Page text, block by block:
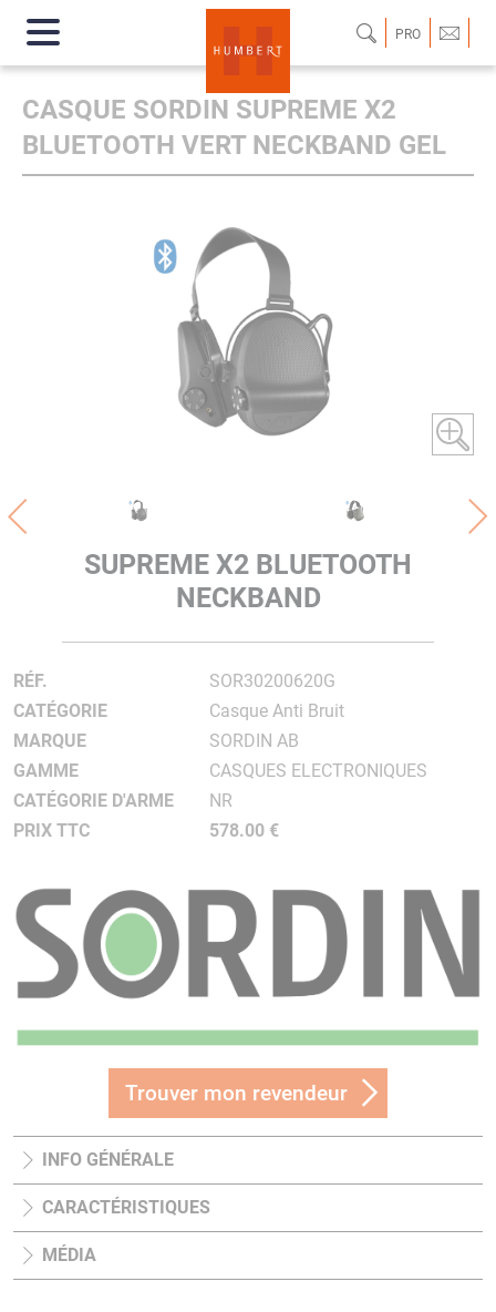
PRO
CASQUE SORDIN SUPREME X2
BLUETOOTH VERT NECKBAND GEL
SUPREME X2 BLUETOOTH
NECKBAND
RÉF.
SOR30200620G
CATÉGORIE
Casque Anti Bruit
MARQUE
SORDIN AB
GAMME
CASQUES ELECTRONIQUES
CATÉGORIE D'ARME
NR
PRIX TTC
578.00 €
Trouver mon revendeur
INFO GÉNÉRALE
CARACTÉRISTIQUES
MÉDIA